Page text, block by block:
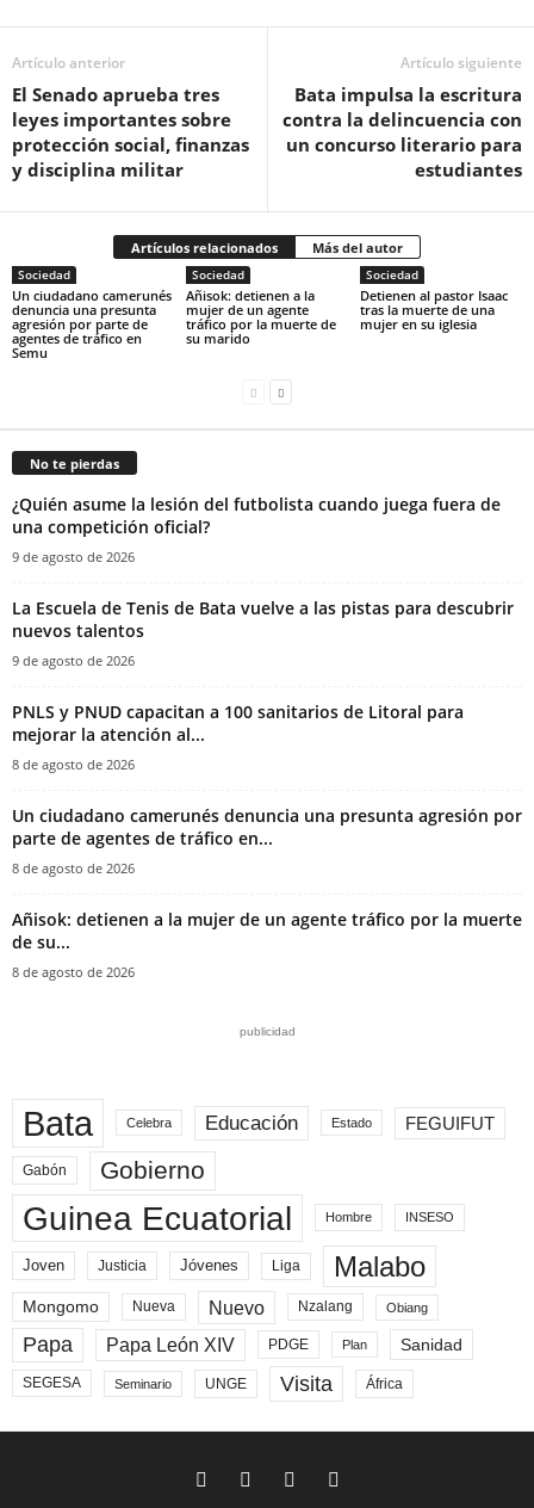
Artículo anterior
El Senado aprueba tres
leyes importantes sobre
protección social, finanzas
y disciplina militar
Artículo siguiente
Bata impulsa la escritura
contra la delincuencia con
un concurso literario para
estudiantes
Artículos relacionados Más del autor
Sociedad
‎Un ciudadano camerunés
denuncia una presunta
agresión por parte de
agentes de tráfico en
Semu
Sociedad
Añisok: detienen a la
mujer de un agente
tráfico por la muerte de
su marido‎
Sociedad
‎Detienen al pastor Isaac
tras la muerte de una
mujer en su iglesia‎
No te pierdas
¿Quién asume la lesión del futbolista cuando juega fuera de
una competición oficial?
9 de agosto de 2026
La Escuela de Tenis de Bata vuelve a las pistas para descubrir
nuevos talentos
9 de agosto de 2026
PNLS y PNUD capacitan a 100 sanitarios de Litoral para
mejorar la atención al...
8 de agosto de 2026
‎Un ciudadano camerunés denuncia una presunta agresión por
parte de agentes de tráfico en...
8 de agosto de 2026
Añisok: detienen a la mujer de un agente tráfico por la muerte
de su...
8 de agosto de 2026
publicidad
Bata Celebra Educación Estado FEGUIFUT
Gabón Gobierno
Guinea Ecuatorial Hombre INSESO
Joven Justicia Jóvenes Liga Malabo
Mongomo Nueva Nuevo Nzalang Obiang
Papa Papa León XIV PDGE Plan Sanidad
SEGESA Seminario UNGE Visita África